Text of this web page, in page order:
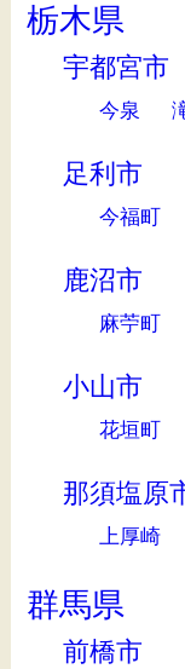
栃木県
宇都宮市
今泉
足利市
今福町
鹿沼市
麻苧町
小山市
花垣町
那須塩原
上厚崎
群馬県
前橋市